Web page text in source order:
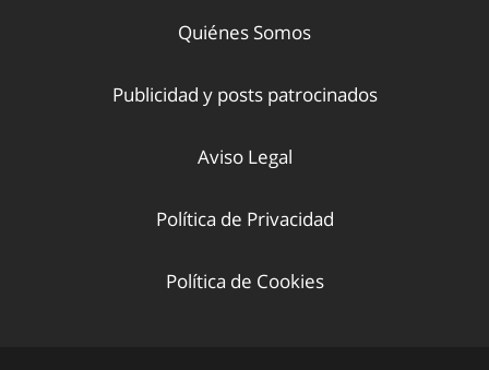
Quiénes Somos
Publicidad y posts patrocinados
Aviso Legal
Política de Privacidad
Política de Cookies